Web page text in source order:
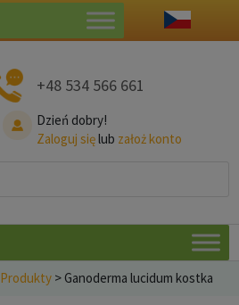
+48 534 566 661
Dzień dobry!
Zaloguj sięlub założ konto
Produkty > Ganoderma lucidum kostka